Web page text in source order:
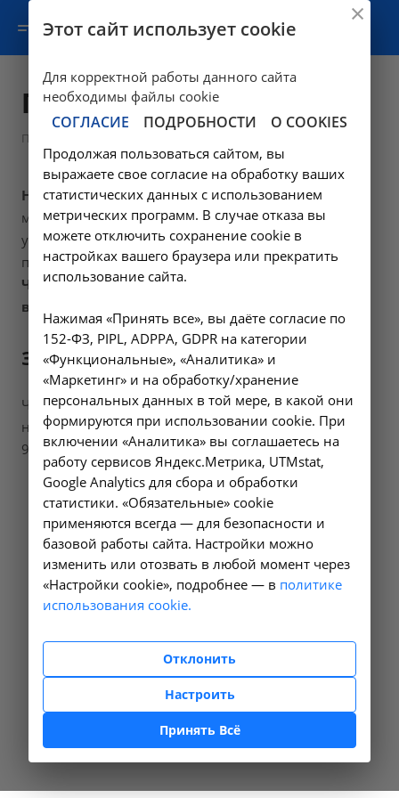
Пациенту
Пациенту
НИИ КЛИНИЧЕСКОЙ МЕДИЦИНЫ-
многопрофильное медицинское некоммерческое
учреждение, специализирующееся на диализе и
поликлинической помощи.
Часы работы наших филиалов
в Москве
Запись на прием
Чтобы записаться на приём в Москве, вам
необходимо позвонить по телефону +7 (495) 320-77-
97.
Этот сайт использует cookie
Для корректной работы данного сайта
необходимы файлы cookie
СОГЛАСИЕ ПОДРОБНОСТИ О COOKIES
Продолжая пользоваться сайтом, вы
выражаете свое согласие на обработку ваших
статистических данных с использованием
метрических программ. В случае отказа вы
можете отключить сохранение cookie в
настройках вашего браузера или прекратить
использование сайта.
Нажимая «Принять все», вы даёте согласие по
152-ФЗ, PIPL, ADPPA, GDPR на категории
«Функциональные», «Аналитика» и
«Маркетинг» и на обработку/хранение
персональных данных в той мере, в какой они
формируются при использовании cookie. При
включении «Аналитика» вы соглашаетесь на
работу сервисов Яндекс.Метрика, UTMstat,
Google Analytics для сбора и обработки
статистики. «Обязательные» cookie
применяются всегда — для безопасности и
базовой работы сайта. Настройки можно
изменить или отозвать в любой момент через
«Настройки cookie», подробнее — в политике
использования cookie.
Отклонить
Настроить
Принять Всё